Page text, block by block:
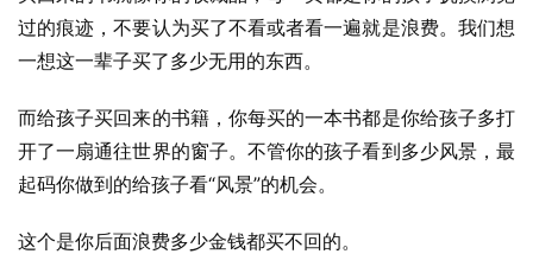
过的痕迹，不要认为买了不看或者看一遍就是浪费。我们想
一想这一辈子买了多少无用的东西。
而给孩子买回来的书籍，你每买的一本书都是你给孩子多打
开了一扇通往世界的窗子。不管你的孩子看到多少风景，最
起码你做到的给孩子看“风景”的机会。
这个是你后面浪费多少金钱都买不回的。